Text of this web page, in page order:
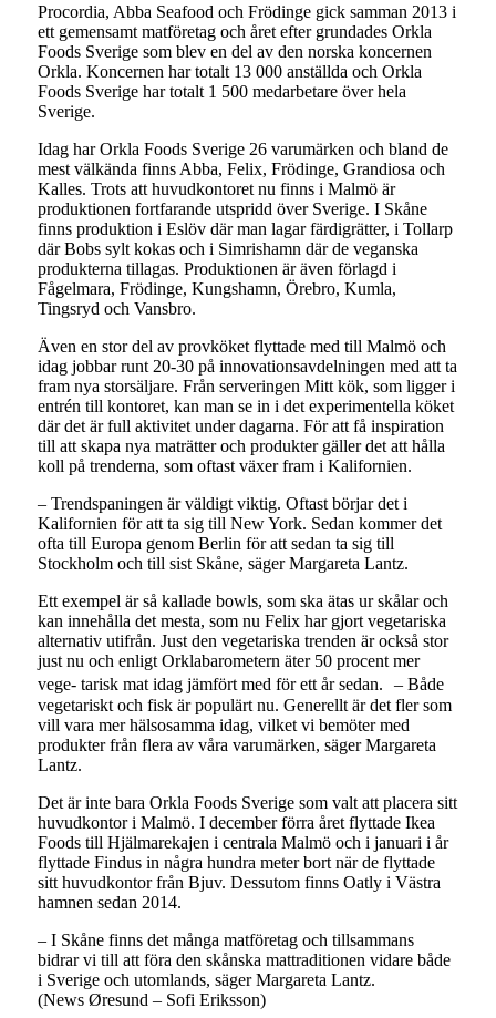
Procordia, Abba Seafood och Frödinge gick samman 2013 i
ett gemensamt matföretag och året efter grundades Orkla
Foods Sverige som blev en del av den norska koncernen
Orkla. Koncernen har totalt 13 000 anställda och Orkla
Foods Sverige har totalt 1 500 medarbetare över hela
Sverige.
Idag har Orkla Foods Sverige 26 varumärken och bland de
mest välkända finns Abba, Felix, Frödinge, Grandiosa och
Kalles. Trots att huvudkontoret nu finns i Malmö är
produktionen fortfarande utspridd över Sverige. I Skåne
finns produktion i Eslöv där man lagar färdigrätter, i Tollarp
där Bobs sylt kokas och i Simrishamn där de veganska
produkterna tillagas. Produktionen är även förlagd i
Fågelmara, Frödinge, Kungshamn, Örebro, Kumla,
Tingsryd och Vansbro.
Även en stor del av provköket flyttade med till Malmö och
idag jobbar runt 20-30 på innovationsavdelningen med att ta
fram nya storsäljare. Från serveringen Mitt kök, som ligger i
entrén till kontoret, kan man se in i det experimentella köket
där det är full aktivitet under dagarna. För att få inspiration
till att skapa nya maträtter och produkter gäller det att hålla
koll på trenderna, som oftast växer fram i Kalifornien.
– Trendspaningen är väldigt viktig. Oftast börjar det i
Kalifornien för att ta sig till New York. Sedan kommer det
ofta till Europa genom Berlin för att sedan ta sig till
Stockholm och till sist Skåne, säger Margareta Lantz.
Ett exempel är så kallade bowls, som ska ätas ur skålar och
kan innehålla det mesta, som nu Felix har gjort vegetariska
alternativ utifrån. Just den vegetariska trenden är också stor
just nu och enligt Orklabarometern äter 50 procent mer
vege- tarisk mat idag jämfört med för ett år sedan. – Både
vegetariskt och fisk är populärt nu. Generellt är det fler som
vill vara mer hälsosamma idag, vilket vi bemöter med
produkter från flera av våra varumärken, säger Margareta
Lantz.
Det är inte bara Orkla Foods Sverige som valt att placera sitt
huvudkontor i Malmö. I december förra året flyttade Ikea
Foods till Hjälmarekajen i centrala Malmö och i januari i år
flyttade Findus in några hundra meter bort när de flyttade
sitt huvudkontor från Bjuv. Dessutom finns Oatly i Västra
hamnen sedan 2014.
– I Skåne finns det många matföretag och tillsammans
bidrar vi till att föra den skånska mattraditionen vidare både
i Sverige och utomlands, säger Margareta Lantz.
(News Øresund – Sofi Eriksson)